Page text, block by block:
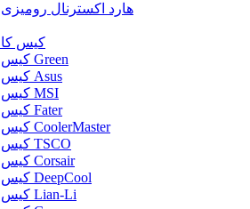
هارد اکسترنال رومیزی
کیس
کیس Green
کیس Asus
کیس MSI
کیس Fater
کیس CoolerMaster
کیس TSCO
کیس Corsair
کیس DeepCool
کیس Lian-Li